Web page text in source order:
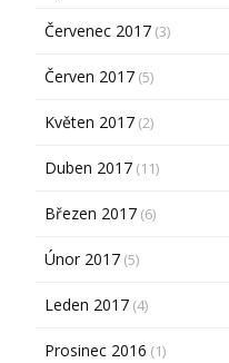
Červenec 2017 (3)
Červen 2017 (5)
Květen 2017 (2)
Duben 2017 (11)
Březen 2017 (6)
Únor 2017 (5)
Leden 2017 (4)
Prosinec 2016 (1)